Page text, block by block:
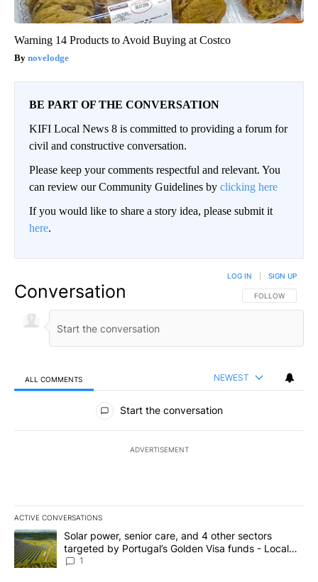
Warning 14 Products to Avoid Buying at Costco
novelodge
BE PART OF THE CONVERSATION
KIFI Local News 8 is committed to providing a forum for
civil and constructive conversation.
Please keep your comments respectful and relevant. You
can review our Community Guidelines by clicking here
If you would like to share a story idea, please submit it
here.
Conversation FOLLOW THIS
FOLLOW
LOG IN SIGN UP
ALL COMMENTS NEWEST
All Comments
Start the conversation
ADVERTISEMENT
ACTIVE CONVERSATIONS
The following is a list of the most commented articles in the last
A trending article titled "Solar power, senior care, and 4 other
Solar power, senior care, and 4 other sectors
targeted by Portugal’s Golden Visa funds - Local
News 8
1